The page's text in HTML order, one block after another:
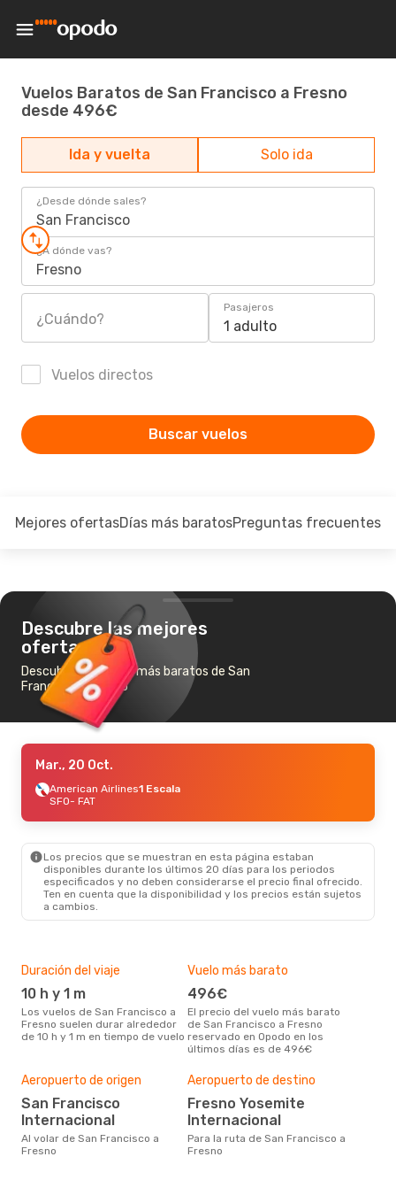
Vuelos Baratos de San Francisco a Fresno
desde 496€
Ida y vuelta Solo ida
¿Desde dónde sales?
San Francisco
¿A dónde vas?
Fresno
¿Cuándo?
Pasajeros
1 adulto
Vuelos directos
Buscar vuelos
Mejores ofertasDías más baratosPreguntas frecuentes
Descubre las mejores
ofertas
Descubre los vuelos más baratos de San
Francisco a Fresno
Mar., 20 Oct.
American Airlines1 Escala
SFO- FAT
Los precios que se muestran en esta página estaban
disponibles durante los últimos 20 días para los periodos
especificados y no deben considerarse el precio final ofrecido.
Ten en cuenta que la disponibilidad y los precios están sujetos
a cambios.
Duración del viaje
10 h y 1 m
Los vuelos de San Francisco a
Fresno suelen durar alrededor
de 10 h y 1 m en tiempo de vuelo
Vuelo más barato
496€
El precio del vuelo más barato
de San Francisco a Fresno
reservado en Opodo en los
últimos días es de 496€
Aeropuerto de origen
San Francisco
Internacional
Al volar de San Francisco a
Fresno
Aeropuerto de destino
Fresno Yosemite
Internacional
Para la ruta de San Francisco a
Fresno